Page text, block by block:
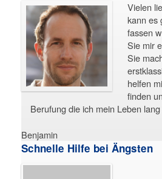
Vielen
kann es
fassen
Sie mir
Sie
helfen
finden
Berufung die ich mein Leben
Benjamin
Schnelle Hilfe bei Ängsten